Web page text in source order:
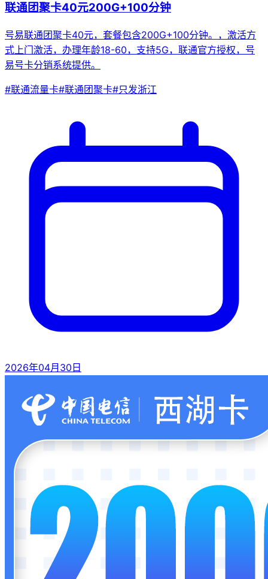
联通团聚卡40元200G+100分钟
号易联通团聚卡40元，套餐包含200G+100分钟。，激活方
式上门激活，办理年龄18-60，支持5G，联通官方授权，号
易号卡分销系统提供。
#联通流量卡#联通团聚卡#只发浙江
2026年04月30日